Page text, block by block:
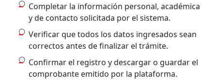
Completar la información personal, académica
y de contacto solicitada por el sistema.
Verificar que todos los datos ingresados sean
correctos antes de finalizar el trámite.
Confirmar el registro y descargar o guardar el
comprobante emitido por la plataforma.